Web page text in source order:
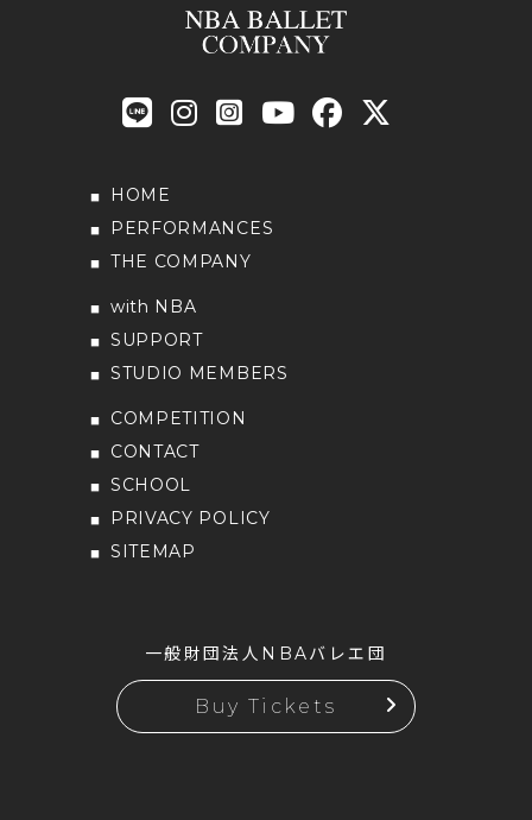
HOME
PERFORMANCES
THE COMPANY
with NBA
SUPPORT
STUDIO MEMBERS
COMPETITION
CONTACT
SCHOOL
PRIVACY POLICY
SITEMAP
一般財団法人NBAバレエ団
Buy Tickets